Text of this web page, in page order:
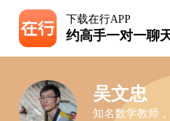
下载在行APP
约高手一对一聊
吴文忠
知名数学教师